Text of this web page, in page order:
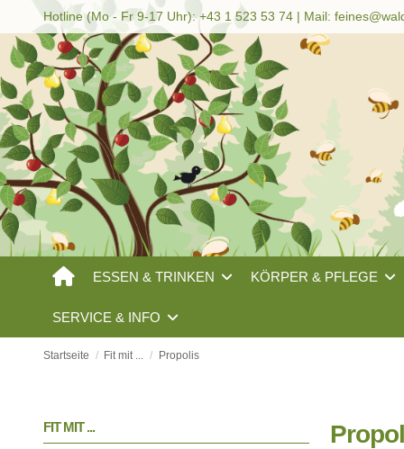
Hotline (Mo - Fr 9-17 Uhr): +43 1 523 53 74 | Mail:
ESSEN & TRINKEN KÖRPER & PFLEGE
SERVICE & INFO
Startseite Fit mit ... Propolis
FIT MIT ...